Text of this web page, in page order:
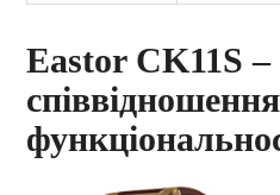
Eastor CK11S